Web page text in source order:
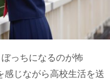
っちになるのが怖
感じながら高校生活を送